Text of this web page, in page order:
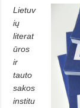
Lietuv
ių
literat
ūros
ir
tauto
sakos
institu